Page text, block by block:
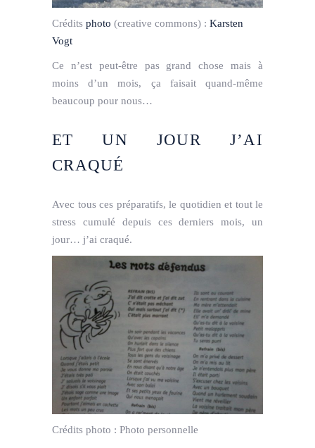
Crédits photo (creative commons) : Karsten
Vogt
Ce n’est peut-être pas grand chose mais à
moins d’un mois, ça faisait quand-même
beaucoup pour nous…
ET UN JOUR J’AI
CRAQUÉ
Avec tous ces préparatifs, le quotidien et tout le
stress cumulé depuis ces derniers mois, un
jour… j’ai craqué.
Crédits photo : Photo personnelle